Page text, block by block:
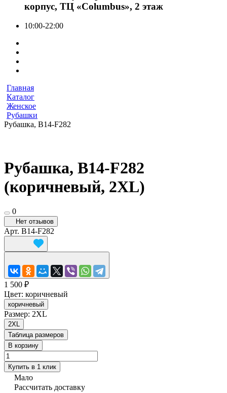
корпус, ТЦ «Columbus», 2 этаж
10:00-22:00
Главная
Каталог
Женское
Рубашки
Рубашка, В14-F282
Рубашка, В14-F282
(коричневый, 2XL)
0
Нет отзывов
Арт. В14-F282
1 500 ₽
Цвет: коричневый
коричневый
Размер: 2XL
2XL
Таблица размеров
В корзину
Купить в 1 клик
Мало
Рассчитать доставку